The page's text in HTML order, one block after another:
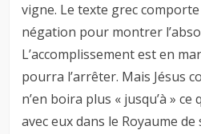
vigne. Le texte grec
négation pour montrer
L’accomplissement est en
pourra l’arrêter. Mais Jésus
n’en boira plus « jusqu’à » ce
avec eux dans le Royaume